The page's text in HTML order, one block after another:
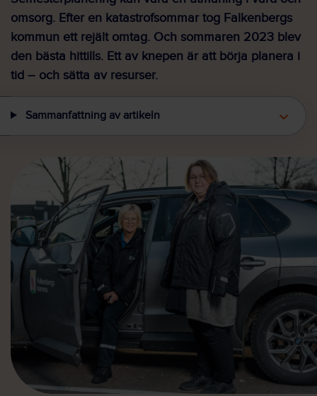
omsorg. Efter en katastrofsommar tog Falkenbergs
kommun ett rejält omtag. Och sommaren 2023 blev
den bästa hittills. Ett av knepen är att börja planera i
tid – och sätta av resurser.
Sammanfattning av artikeln